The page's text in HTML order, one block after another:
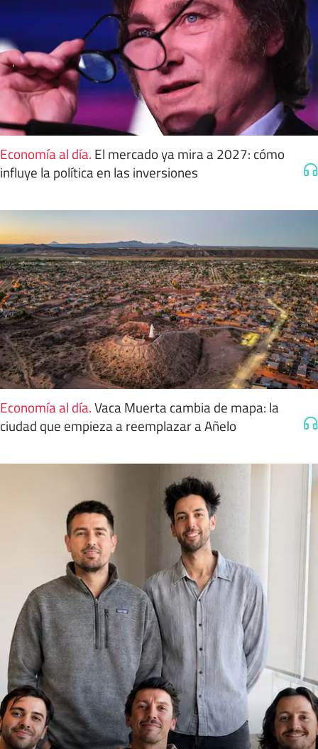
Economía al día. El mercado ya mira a 2027: cómo
influye la política en las inversiones
Economía al día.Vaca Muerta cambia de mapa: la
ciudad que empieza a reemplazar a Añelo